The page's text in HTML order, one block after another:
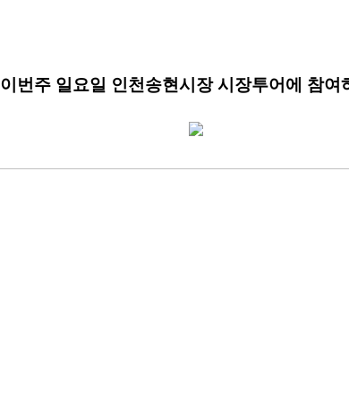
이번주 일요일 인천송현시장 시장투어에 참여